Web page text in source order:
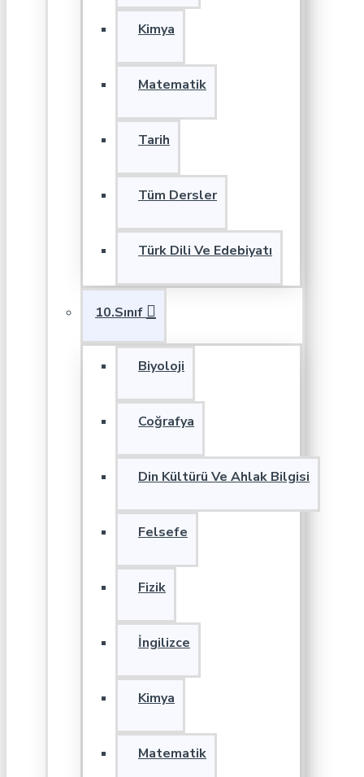
Kimya
Matematik
Tarih
Tüm Dersler
Türk Dili Ve Edebiyatı
10.Sınıf
Biyoloji
Coğrafya
Din Kültürü Ve Ahlak Bilgisi
Felsefe
Fizik
İngilizce
Kimya
Matematik